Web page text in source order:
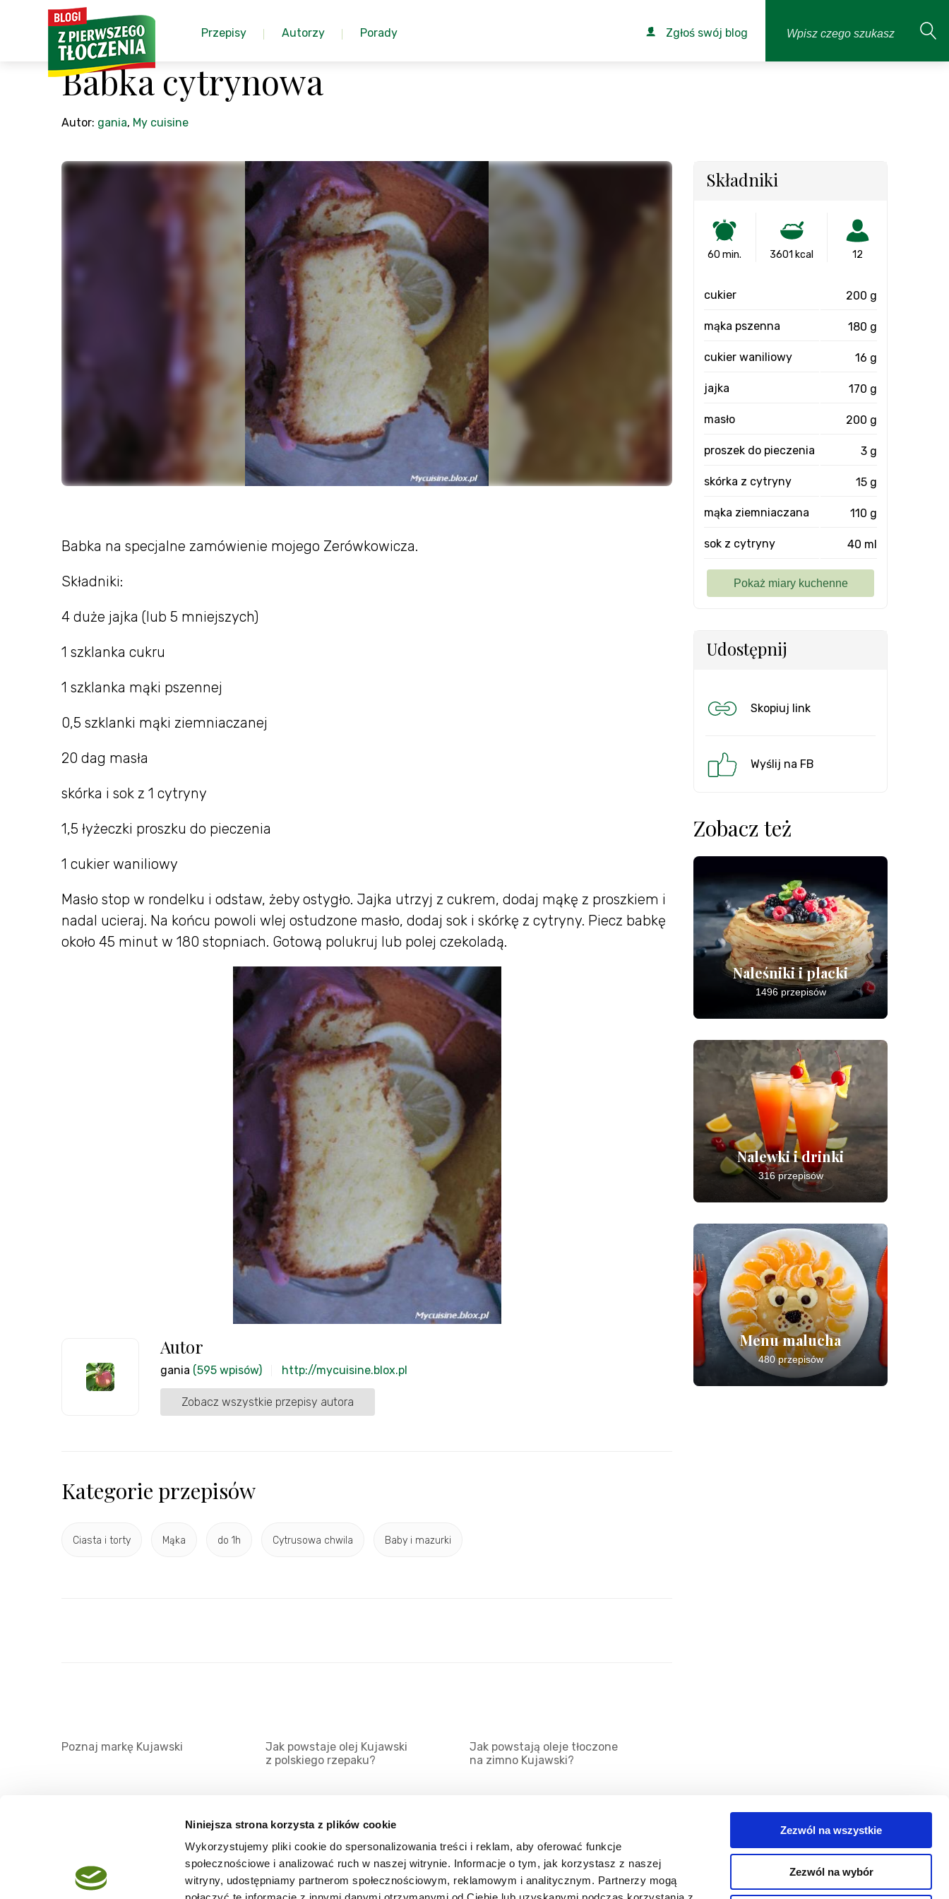
Niniejsza strona korzysta z plików cookie
Wykorzystujemy pliki cookie do spersonalizowania treści i reklam, aby oferować funkcje
społecznościowe i analizować ruch w naszej witrynie. Informacje o tym, jak korzystasz z naszej
witryny, udostępniamy partnerom społecznościowym, reklamowym i analitycznym. Partnerzy mogą
Zezwól na wszystkie
Zezwól na wybór
Przepisy Autorzy Porady Zgłoś swój blog
Babka cytrynowa
Autor: gania, My cuisine
Babka na specjalne zamówienie mojego Zerówkowicza.
Składniki:
4 duże jajka (lub 5 mniejszych)
1 szklanka cukru
1 szklanka mąki pszennej
0,5 szklanki mąki ziemniaczanej
20 dag masła
skórka i sok z 1 cytryny
1,5 łyżeczki proszku do pieczenia
1 cukier waniliowy
Masło stop w rondelku i odstaw, żeby ostygło. Jajka utrzyj z cukrem, dodaj mąkę z proszkiem i
nadal ucieraj. Na końcu powoli wlej ostudzone masło, dodaj sok i skórkę z cytryny. Piecz babkę
około 45 minut w 180 stopniach. Gotową polukruj lub polej czekoladą.
Autor
gania (595 wpisów) http://mycuisine.blox.pl
Zobacz wszystkie przepisy autora
Kategorie przepisów
Ciasta i torty Mąka do 1h Cytrusowa chwila Baby i mazurki
Składniki
60 min. 3601 kcal 12
cukier 200 g
mąka pszenna 180 g
cukier waniliowy 16 g
jajka 170 g
masło 200 g
proszek do pieczenia 3 g
skórka z cytryny 15 g
mąka ziemniaczana 110 g
sok z cytryny 40 ml
Udostępnij
Skopiuj link
Wyślij na FB
Zobacz też
Naleśniki i placki
1496 przepisów
Nalewki i drinki
316 przepisów
Menu malucha
480 przepisów
Poznaj markę Kujawski
Jak powstaje olej Kujawski
z polskiego rzepaku?
Jak powstają oleje tłoczone
na zimno Kujawski?
Regulamin
Mapa serwisu
Kanały RSS
Kategorie
Kontakt